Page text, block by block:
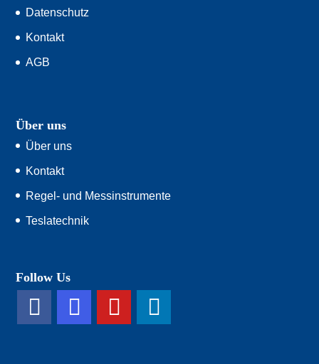
Datenschutz
Kontakt
AGB
Über uns
Über uns
Kontakt
Regel- und Messinstrumente
Teslatechnik
Follow Us